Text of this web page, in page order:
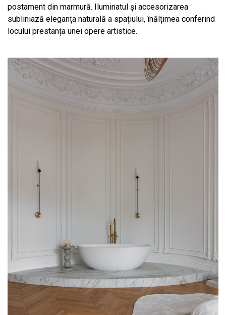
postament din marmură. Iluminatul și accesorizarea
subliniază eleganța naturală a spațiului, înălțimea conferind
locului prestanța unei opere artistice.